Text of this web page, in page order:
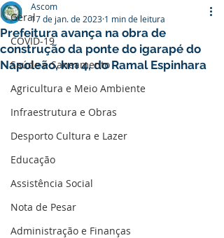
Geral
COVID-19
Saúde e Saneamento
Agricultura e Meio Ambiente
Infraestrutura e Obras
Desporto Cultura e Lazer
Educação
Assistência Social
Nota de Pesar
Administração e Finanças
Prefeitura avança na obra de
construção da ponte do igarapé do
Napoleão, km 4, do Ramal Espinhara
Ascom
17 de jan. de 2023 1 min de leitura